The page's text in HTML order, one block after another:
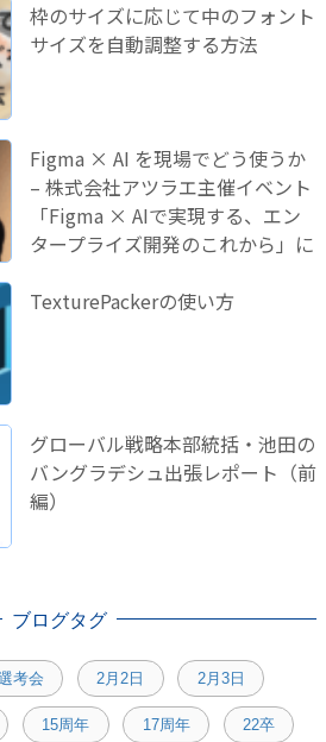
枠のサイズに応じて中のフォント
サイズを自動調整する方法
Figma × AI を現場でどう使うか
– 株式会社アツラエ主催イベント
「Figma × AIで実現する、エン
タープライズ開発のこれから」に
TexturePackerの使い方
グローバル戦略本部統括・池田の
バングラデシュ出張レポート（前
編）
ブログタグ
考会 2月2日 2月3日
15周年 17周年 22卒